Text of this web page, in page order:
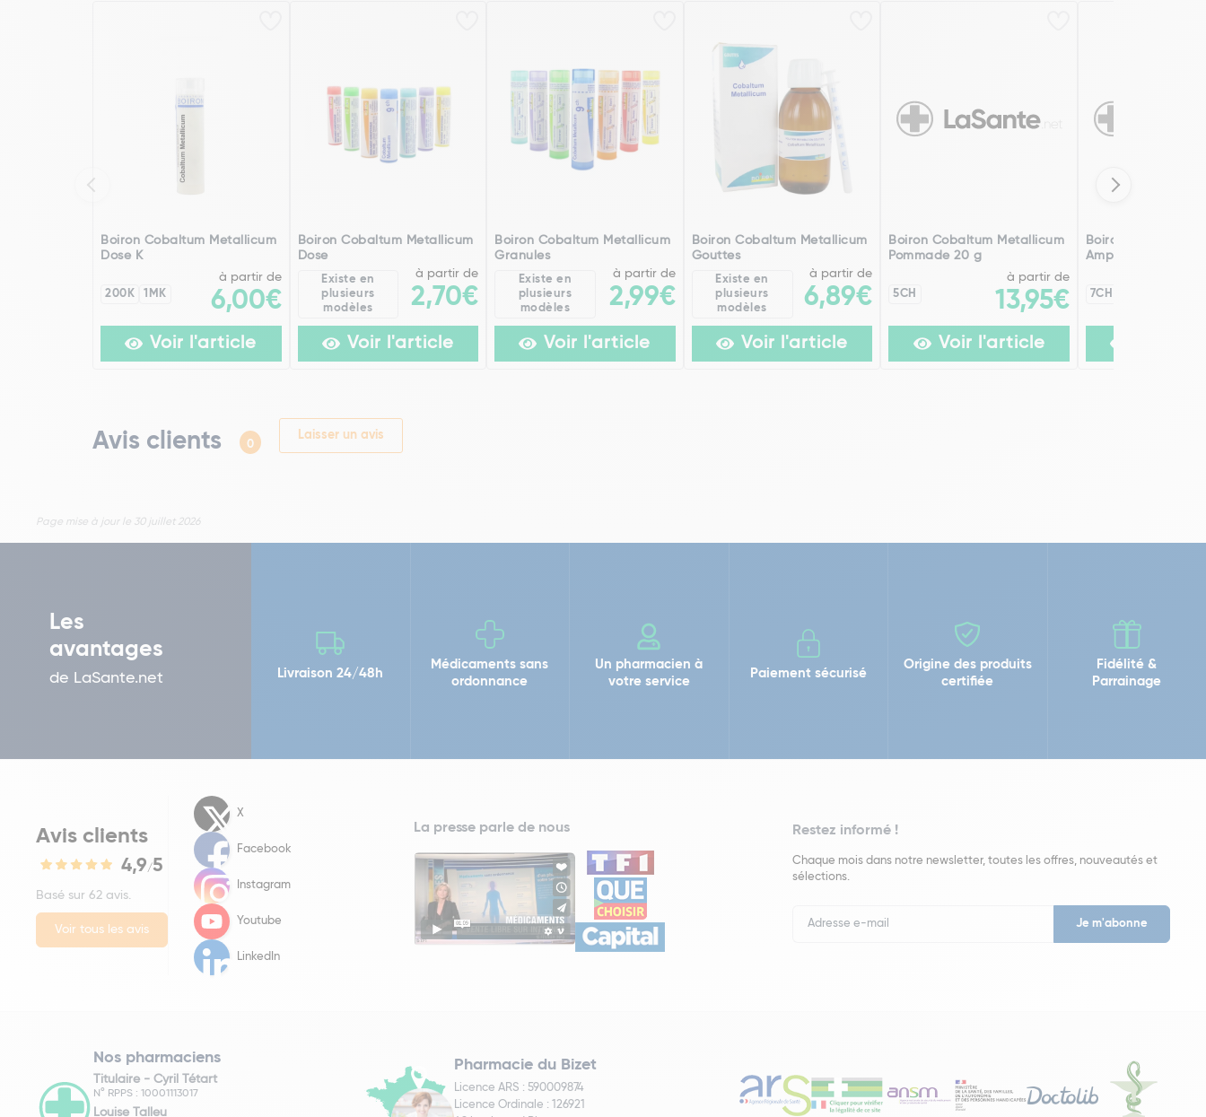
Boiron Cobaltum Metallicum
Dose K
200K 1MK
à partir de
6,00€
Voir l'article
Boiron Cobaltum Metallicum
Dose
Existe en
plusieurs
modèles
à partir de
2,70€
Voir l'article
Boiron Cobaltum Metallicum
Granules
Existe en
plusieurs
modèles
à partir de
2,99€
Voir l'article
Boiron Cobaltum Metallicum
Gouttes
Existe en
plusieurs
modèles
à partir de
6,89€
Voir l'article
Boiron Cobaltum Metallicum
Pommade 20 g
5CH
à partir de
13,95€
Voir l'article
Boiron Cobaltum
Ampoules x 30
7CH
Avis clients 0
Laisser un avis
Page mise à jour le 30 juillet 2026
Les
avantages
de LaSante.net Livraison 24/48h
Médicaments sans
ordonnance
Un pharmacien à
votre service
Paiement sécurisé
Origine des produits
certifiée
Fidélité &
Parrainage
Avis clients
4,9/5
Basé sur 62 avis.
Voir tous les avis
X
Facebook
Instagram
Youtube
LinkedIn
La presse parle de nous Restez informé !
Chaque mois dans notre newsletter, toutes les offres, nouveautés et
sélections.
Newsletter
Nos pharmaciens
Titulaire - Cyril Tétart
N° RPPS : 10001113017
Louise Talleu
Pharmacie du Bizet
Licence ARS : 590009874
Licence Ordinale : 126921